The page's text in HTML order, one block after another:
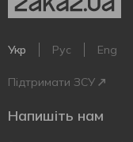
Укр Рус Eng
Підтримати ЗСУ
Напишіть нам